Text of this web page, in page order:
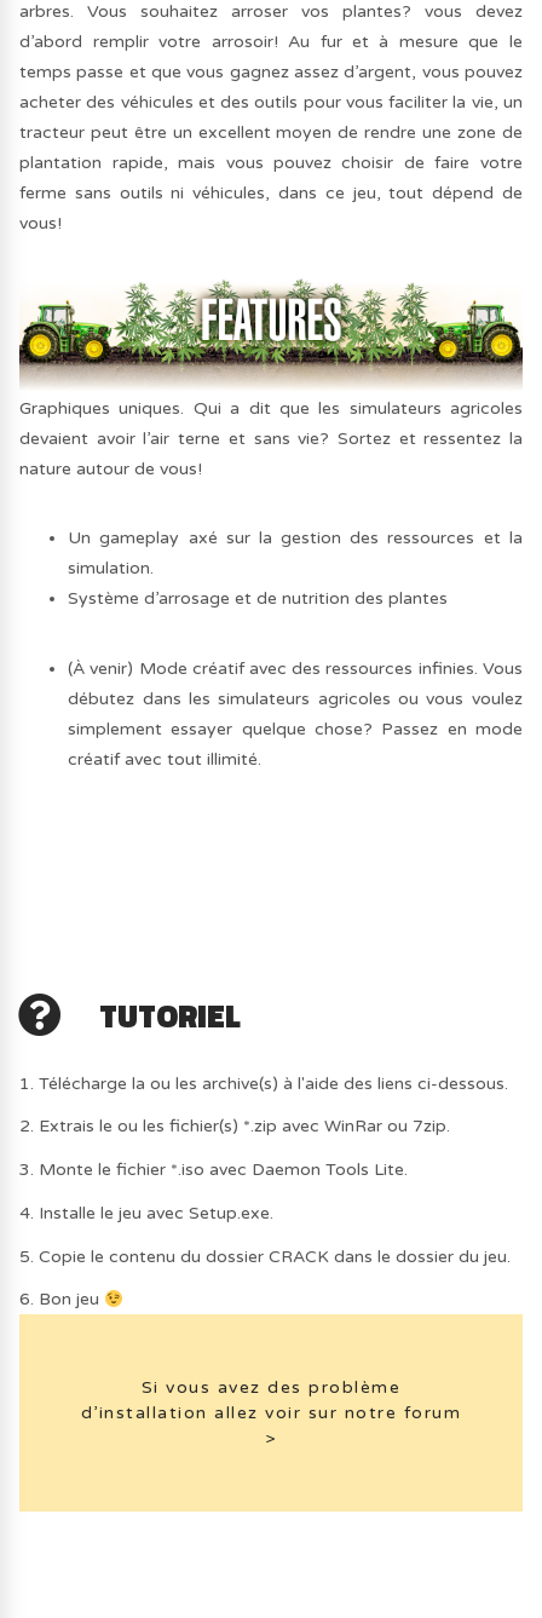
arbres. Vous souhaitez arroser vos plantes? vous devez
d’abord remplir votre arrosoir! Au fur et à mesure que le
temps passe et que vous gagnez assez d’argent, vous pouvez
acheter des véhicules et des outils pour vous faciliter la vie, un
tracteur peut être un excellent moyen de rendre une zone de
plantation rapide, mais vous pouvez choisir de faire votre
ferme sans outils ni véhicules, dans ce jeu, tout dépend de
vous!
Graphiques uniques. Qui a dit que les simulateurs agricoles
devaient avoir l’air terne et sans vie? Sortez et ressentez la
nature autour de vous!
Un gameplay axé sur la gestion des ressources et la
simulation.
Système d’arrosage et de nutrition des plantes
(À venir) Mode créatif avec des ressources infinies. Vous
débutez dans les simulateurs agricoles ou vous voulez
simplement essayer quelque chose? Passez en mode
créatif avec tout illimité.
TUTORIEL
1. Télécharge la ou les archive(s) à l'aide des liens ci-dessous.
2. Extrais le ou les fichier(s) *.zip avec WinRar ou 7zip.
3. Monte le fichier *.iso avec Daemon Tools Lite.
4. Installe le jeu avec Setup.exe.
5. Copie le contenu du dossier CRACK dans le dossier du jeu.
6. Bon jeu
Si vous avez des problème
d’installation allez voir sur notre forum
>